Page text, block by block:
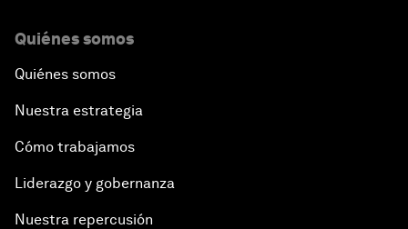
Quiénes somos
Quiénes somos
Nuestra estrategia
Cómo trabajamos
Liderazgo y gobernanza
Nuestra repercusión